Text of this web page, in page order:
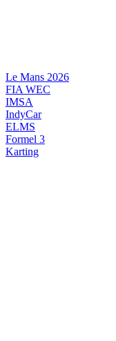
Le Mans 2026
FIA WEC
IMSA
IndyCar
ELMS
Formel 3
Karting